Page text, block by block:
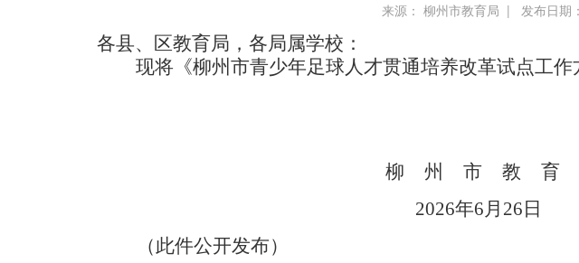
来源： 柳州市教育局 | 发布日
各县、区教育局，各局属学校：
现将《柳州市青少年足球人才贯通培养改革试点工
柳 州 市 教 育
2026年6月 26 日
（此件公开发布）